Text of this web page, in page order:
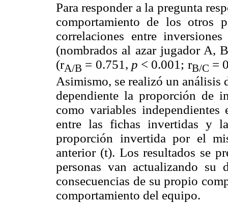
Para responder a la pregunta
comportamiento de los otros
correlaciones entre
(nombrados al azar jugador A,
(rA/B = 0.751, p < 0.001; rB/C =
Asimismo, se realizó un análisis
dependiente la proporción de
como variables
entre las fichas invertidas y
proporción invertida por el
anterior (t). Los resultados se
personas van actualizando
consecuencias de su propio
comportamiento del equipo.